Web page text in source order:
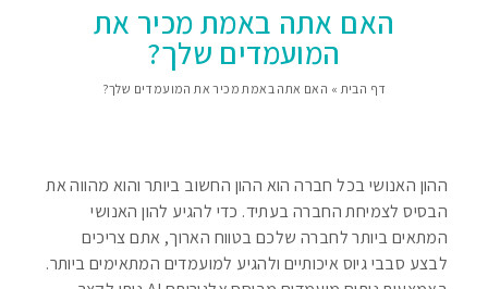
האם אתה באמת מכיר את
המועמדים שלך?
דף הבית » האם אתה באמת מכיר את המועמדים שלך?
ההון האנושי בכל חברה הוא ההון החשוב ביותר והוא מהווה את
הבסיס לצמיחת החברה בעתיד. כדי להגיע להון האנושי
המתאים ביותר לחברה שלכם בטווח הארוך, אתם צריכים
לבצע סבבי גיוס איכותיים ולהגיע למועמדים המתאימים ביותר.